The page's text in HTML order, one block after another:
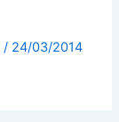
/ 24/03/2014